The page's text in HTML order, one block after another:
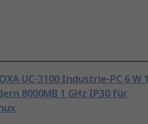
UC-3100 Industrie-PC 6 W 1
8000MB 1 GHz IP30 für